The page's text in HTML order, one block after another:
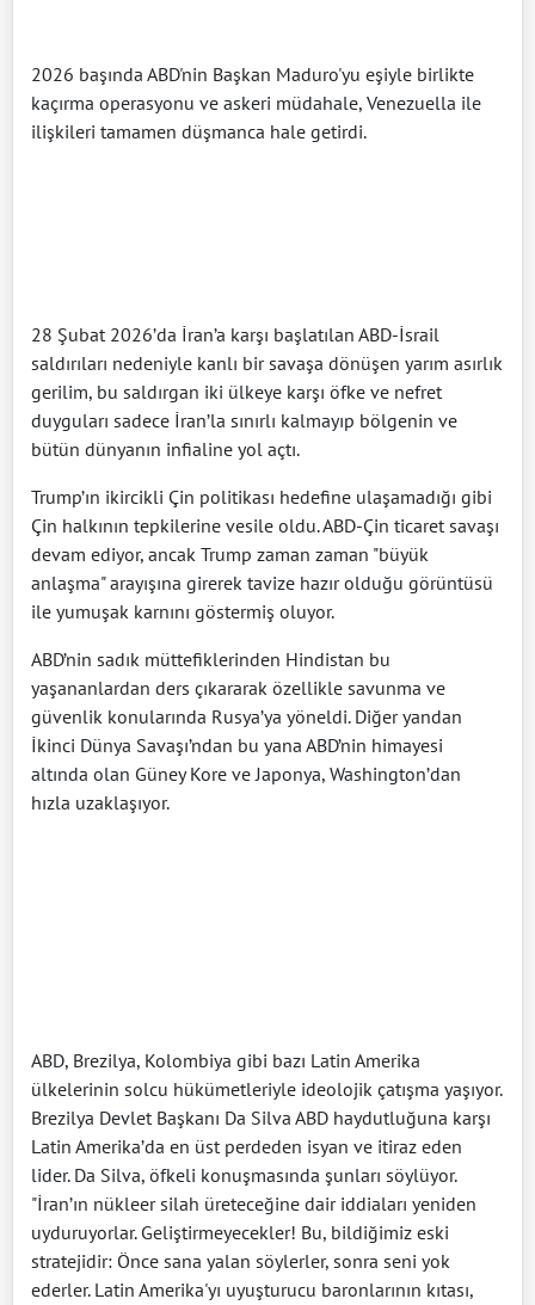
2026 başında ABD'nin Başkan Maduro'yu eşiyle birlikte
kaçırma operasyonu ve askeri müdahale, Venezuella ile
ilişkileri tamamen düşmanca hale getirdi.
28 Şubat 2026’da İran’a karşı başlatılan ABD-İsrail
saldırıları nedeniyle kanlı bir savaşa dönüşen yarım asırlık
gerilim, bu saldırgan iki ülkeye karşı öfke ve nefret
duyguları sadece İran’la sınırlı kalmayıp bölgenin ve
bütün dünyanın infialine yol açtı.
Trump’ın ikircikli Çin politikası hedefine ulaşamadığı gibi
Çin halkının tepkilerine vesile oldu. ABD-Çin ticaret savaşı
devam ediyor, ancak Trump zaman zaman "büyük
anlaşma" arayışına girerek tavize hazır olduğu görüntüsü
ile yumuşak karnını göstermiş oluyor.
ABD’nin sadık müttefiklerinden Hindistan bu
yaşananlardan ders çıkararak özellikle savunma ve
güvenlik konularında Rusya’ya yöneldi. Diğer yandan
İkinci Dünya Savaşı’ndan bu yana ABD’nin himayesi
altında olan Güney Kore ve Japonya, Washington’dan
hızla uzaklaşıyor.
ABD, Brezilya, Kolombiya gibi bazı Latin Amerika
ülkelerinin solcu hükümetleriyle ideolojik çatışma yaşıyor.
Brezilya Devlet Başkanı Da Silva ABD haydutluğuna karşı
Latin Amerika’da en üst perdeden isyan ve itiraz eden
lider. Da Silva, öfkeli konuşmasında şunları söylüyor.
"İran’ın nükleer silah üreteceğine dair iddiaları yeniden
uyduruyorlar. Geliştirmeyecekler! Bu, bildiğimiz eski
stratejidir: Önce sana yalan söylerler, sonra seni yok
ederler. Latin Amerika'yı uyuşturucu baronlarının kıtası,